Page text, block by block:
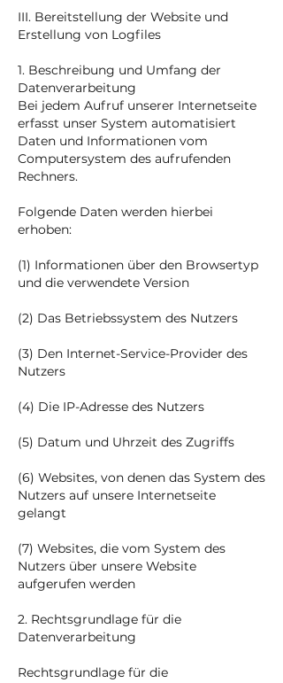
III. Bereitstellung der Website und
Erstellung von Logfiles
1. Beschreibung und Umfang der
Datenverarbeitung
Bei jedem Aufruf unserer Internetseite
erfasst unser System automatisiert
Daten und Informationen vom
Computersystem des aufrufenden
Rechners.
Folgende Daten werden hierbei
erhoben:
(1) Informationen über den Browsertyp
und die verwendete Version
(2) Das Betriebssystem des Nutzers
(3) Den Internet-Service-Provider des
Nutzers
(4) Die IP-Adresse des Nutzers
(5) Datum und Uhrzeit des Zugriffs
(6) Websites, von denen das System des
Nutzers auf unsere Internetseite
gelangt
(7) Websites, die vom System des
Nutzers über unsere Website
aufgerufen werden
2. Rechtsgrundlage für die
Datenverarbeitung
Rechtsgrundlage für die